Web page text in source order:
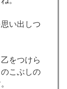
い出しつ
をつけら
こぶしの